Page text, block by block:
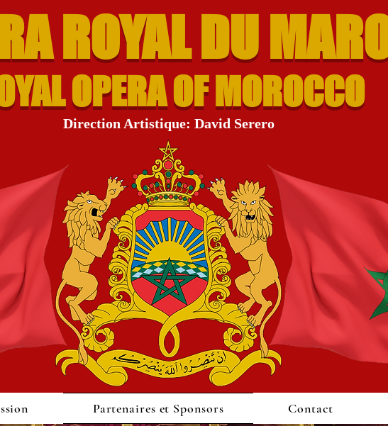
ROYAL DU
Direction Artistique: David Serero
OPERA OF MOROCCO
Partenaires et Sponsors Contact